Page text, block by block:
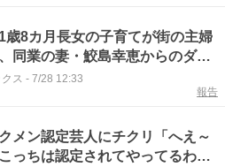
8カ月長女の子育てが街の主婦
同業の妻・鮫島幸恵からのダメ
ス - 7/28 12:33
報告
メン認定芸人にチクリ「へえ～
っちは認定されてやってるわけ